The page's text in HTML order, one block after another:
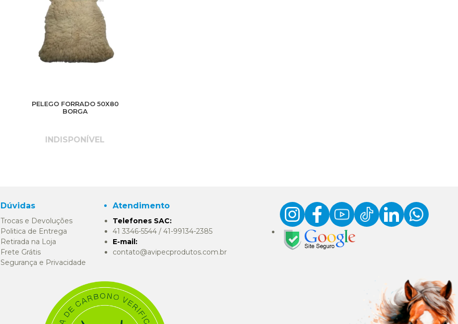
PELEGO FORRADO 50X80
BORGA
INDISPONÍVEL
Dúvidas
Trocas e Devoluções
Politica de Entrega
Retirada na Loja
Frete Grátis
Segurança e Privacidade
Atendimento
Telefones SAC:
41 3346-5544 / 41-99134-2385
E-mail:
contato@avipecprodutos.com.br